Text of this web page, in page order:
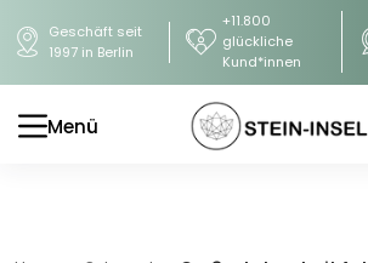
Geschäft seit
1997 in Berlin
+11.800
glückliche
Kund*innen
Menü